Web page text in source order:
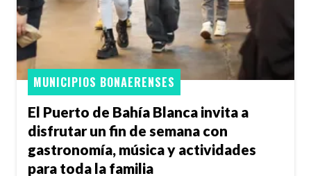
El Puerto de Bahía Blanca invita a
disfrutar un fin de semana con
gastronomía, música y actividades
para toda la familia
MUNICIPIOS BONAERENSES